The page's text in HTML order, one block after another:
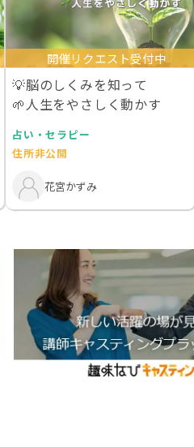
開催リクエスト受付中
💡脳のしくみを知って
🌱人生をやさしく動かす
占い・セラピー
住所非公開
花宮かずみ